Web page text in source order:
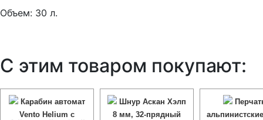
Объем: 30 л.
С этим товаром покупают:
Карабин автомат
Vento Helium с
Шнур Аскан Хэлп
8 мм, 32-прядный